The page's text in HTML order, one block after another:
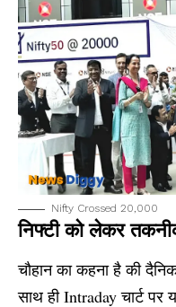
Nifty Crossed 20,000
निफ्टी को लेकर
चौहान का कहना है की
साथ हीIntradayचार्ट पर